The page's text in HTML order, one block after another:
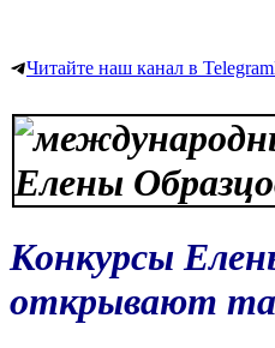
Читайте наш канал в Telegram
Конкурсы
открывают